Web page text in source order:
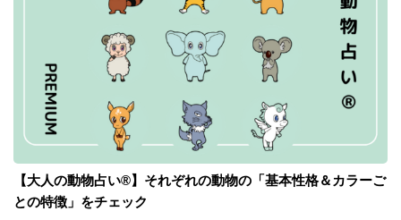
【大人の動物占い®】それぞれの動物の「基本性格＆カラーご
との特徴」をチェック